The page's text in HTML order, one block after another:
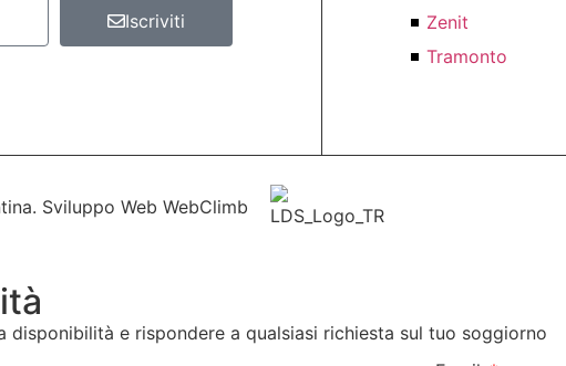
Iscriviti
Zenit
Tramonto
Sviluppo Web WebClimb
disponibilità e rispondere a qualsiasi richiesta sul tuo soggiorno